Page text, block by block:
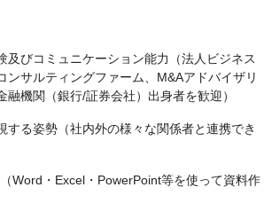
及びコミュニケーション能力（法人ビジネス
ンサルティングファーム、M&Aアドバイザリ
融機関（銀行/証券会社）出身者を歓迎）
する姿勢（社内外の様々な関係者と連携でき
Word・Excel・PowerPoint等を使って資料作